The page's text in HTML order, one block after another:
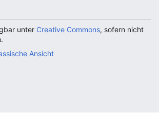
unter Creative Commons, sofern nicht
Ansicht